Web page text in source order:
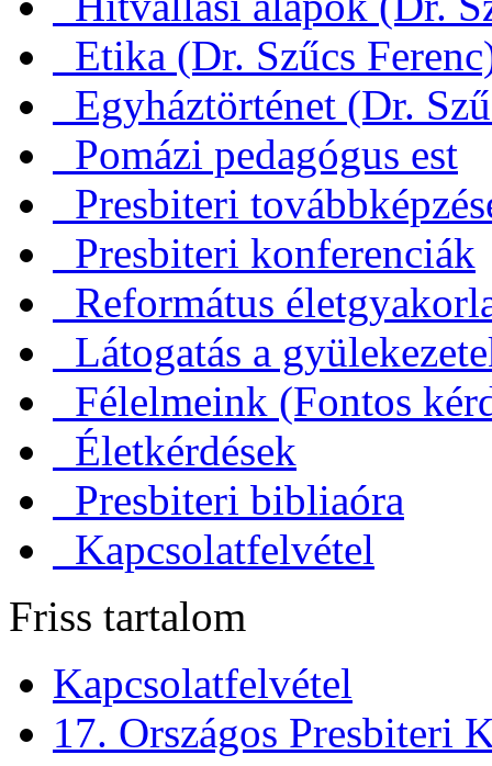
Etika (Dr. Szűcs
Egyháztörténet (Dr.
Pomázi pedagógus est
Presbiteri
Presbiteri konferenciák
Református
Látogatás a
Félelmeink (Fontos
Életkérdések
Presbiteri bibliaóra
Kapcsolatfelvétel
Friss tartalom
Kapcsolatfelvétel
17. Országos Presbiteri